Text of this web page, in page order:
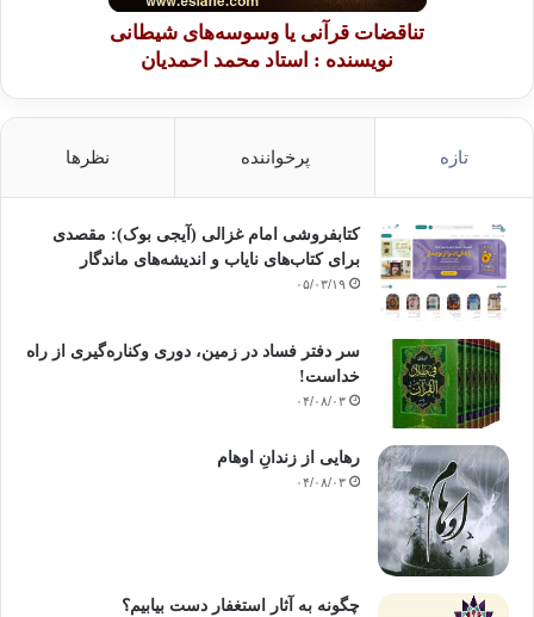
تناقضات قرآنی یا وسوسه‌های شیطانی
نویسنده : استاد محمد احمدیان
تازه پرخواننده نظرها
کتابفروشی امام غزالی (آیجی بوک): مقصدی
برای کتاب‌های نایاب و اندیشه‌های ماندگار
۰۵/۰۳/۱۹
سر دفتر فساد در زمین‌، دوری وکناره‌گیری از راه
خداست‌!
۰۴/۰۸/۰۳
رهایی از زندانِ اوهام
۰۴/۰۸/۰۳
چگونه به آثار استغفار دست بیابیم؟